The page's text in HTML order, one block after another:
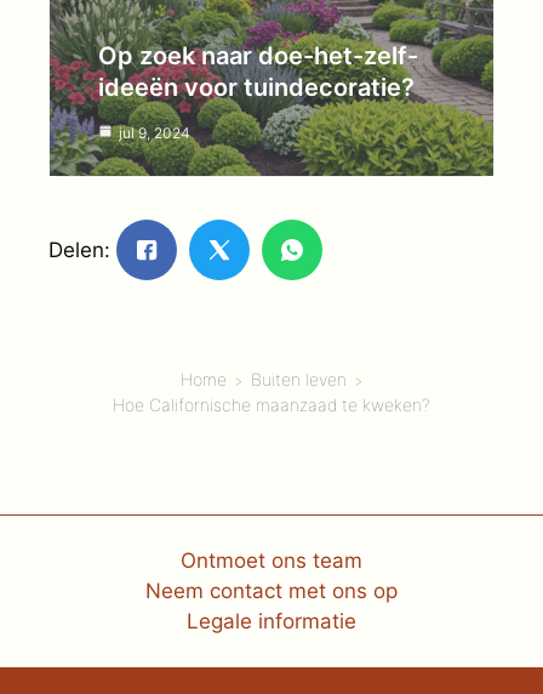
Op zoek naar doe-het-zelf-
ideeën voor tuindecoratie?
jul 9, 2024
Delen:
Home
Buiten leven
Hoe Californische maanzaad te kweken?
Ontmoet ons team
Neem contact met ons op
Legale informatie